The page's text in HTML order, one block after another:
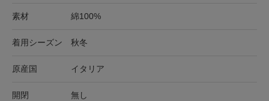
素材 綿100%
着用シーズン 秋冬
原産国 イタリア
開閉 無し